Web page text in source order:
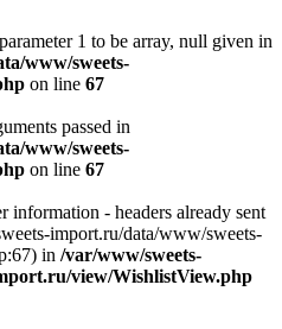
1 to be array, null given in
www/sweets-
on line 67
passed in
www/sweets-
on line 67
information - headers already sent
import.ru/data/www/sweets-
in /var/www/sweets-
view/WishlistView.php